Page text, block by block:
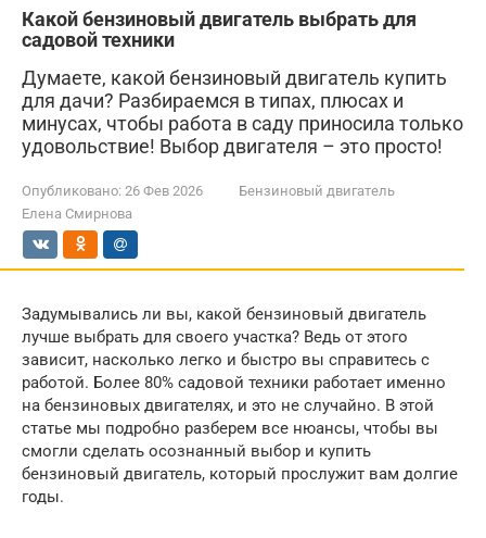
Какой бензиновый двигатель выбрать для
садовой техники
Думаете, какой бензиновый двигатель купить
для дачи? Разбираемся в типах, плюсах и
минусах, чтобы работа в саду приносила только
удовольствие! Выбор двигателя – это просто!
Опубликовано: 26 Фев 2026
Бензиновый двигатель
Елена Смирнова
Задумывались ли вы, какой бензиновый двигатель
лучше выбрать для своего участка? Ведь от этого
зависит, насколько легко и быстро вы справитесь с
работой. Более 80% садовой техники работает именно
на бензиновых двигателях, и это не случайно. В этой
статье мы подробно разберем все нюансы, чтобы вы
смогли сделать осознанный выбор и купить
бензиновый двигатель, который прослужит вам долгие
годы.